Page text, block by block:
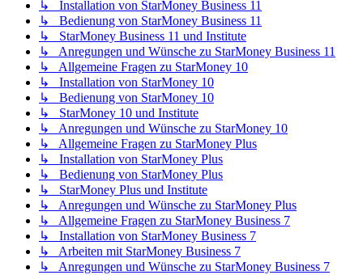
↳ Installation von StarMoney Business 11
↳ Bedienung von StarMoney Business 11
↳ StarMoney Business 11 und Institute
↳ Anregungen und Wünsche zu StarMoney Business 11
↳ Allgemeine Fragen zu StarMoney 10
↳ Installation von StarMoney 10
↳ Bedienung von StarMoney 10
↳ StarMoney 10 und Institute
↳ Anregungen und Wünsche zu StarMoney 10
↳ Allgemeine Fragen zu StarMoney Plus
↳ Installation von StarMoney Plus
↳ Bedienung von StarMoney Plus
↳ StarMoney Plus und Institute
↳ Anregungen und Wünsche zu StarMoney Plus
↳ Allgemeine Fragen zu StarMoney Business 7
↳ Installation von StarMoney Business 7
↳ Arbeiten mit StarMoney Business 7
↳ Anregungen und Wünsche zu StarMoney Business 7